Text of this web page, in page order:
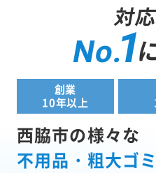
対
No.1
創業
10年以上
西脇市の様々な
不用品・粗大ゴ